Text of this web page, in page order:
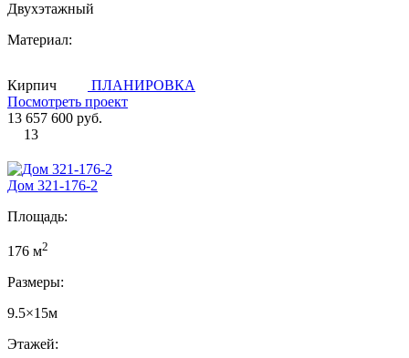
Двухэтажный
Материал:
Кирпич
ПЛАНИРОВКА
Посмотреть проект
13 657 600 руб.
13
Дом 321-176-2
Площадь:
176 м2
Размеры:
9.5×15м
Этажей: